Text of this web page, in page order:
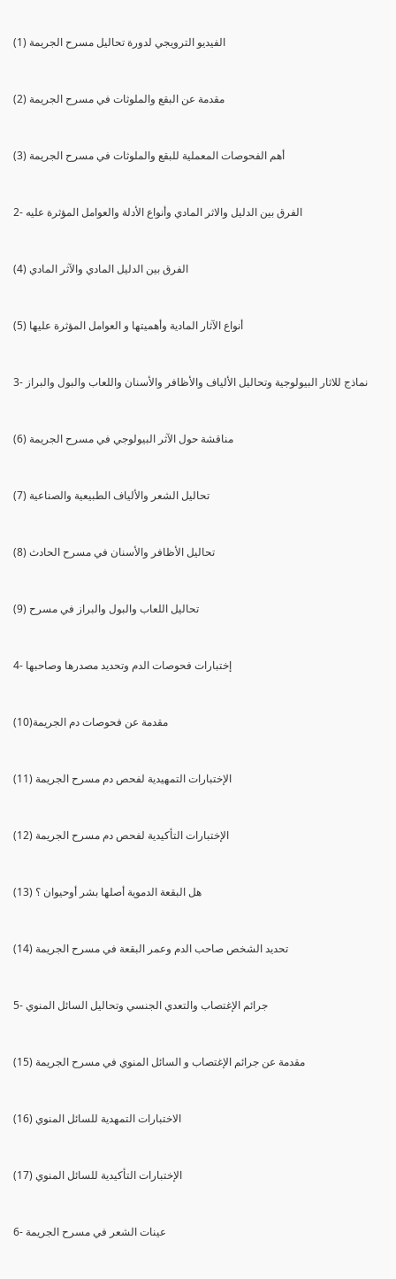
(1) الفيديو الترويجي لدورة تحاليل مسرح الجريمة
(2) مقدمة عن البقع والملوثات في مسرح الجريمة
(3) أهم الفحوصات المعملية للبقع والملوثات في مسرح الجريمة
2- الفرق بين الدليل والاثر المادي وأنواع الأدلة والعوامل المؤثرة عليه
(4) الفرق بين الدليل المادي والآثر المادي
(5) أنواع الآثار المادية وأهميتها و العوامل المؤثرة عليها
3- نماذج للاثار البيولوجية وتحاليل الألياف والأظافر والأسنان واللعاب والبول والبراز
(6) مناقشة حول الآثر البيولوجي في مسرح الجريمة
(7) تحاليل الشعر والألياف الطبيعية والصناعية
(8) تحاليل الأظافر والأسنان في مسرح الحادث
(9) تحاليل اللعاب والبول والبراز في مسرح
4- إختبارات فحوصات الدم وتحديد مصدرها وصاحبها
(10)مقدمة عن فحوصات دم الجريمة
(11) الإختبارات التمهيدية لفحص دم مسرح الجريمة
(12) الإختبارات التأكيدية لفحص دم مسرح الجريمة
(13) هل البقعة الدموية أصلها بشر أوحيوان ؟
(14) تحديد الشخص صاحب الدم وعمر البقعة في مسرح الجريمة
5- جرائم الإغتصاب والتعدي الجنسي وتحاليل السائل المنوي
(15) مقدمة عن جرائم الإغتصاب و السائل المنوي في مسرح الجريمة
(16) الاختبارات التمهدية للسائل المنوي
(17) الإختبارات التأكيدية للسائل المنوي
6- عينات الشعر في مسرح الجريمة